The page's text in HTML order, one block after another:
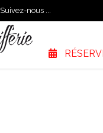
Suivez-nous ...